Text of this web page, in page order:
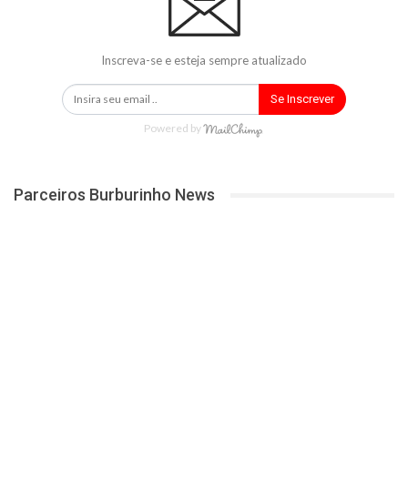
Inscreva-se e esteja sempre atualizado
Se Inscrever
Powered by
Parceiros Burburinho News